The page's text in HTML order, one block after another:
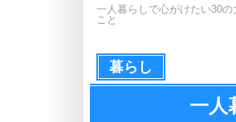
一人暮らしで心がけたい30の
こと
暮らし
一人